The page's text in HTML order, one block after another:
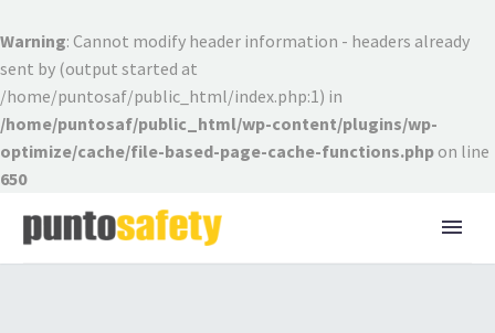
Warning: Cannot modify header information - headers already
sent by (output started at
/home/puntosaf/public_html/index.php:1) in
/home/puntosaf/public_html/wp-content/plugins/wp-
optimize/cache/file-based-page-cache-functions.php on line
650